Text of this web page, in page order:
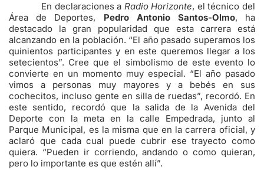
En declaraciones a Radio Horizonte, el técnico del
Área de Deportes, Pedro Antonio Santos-Olmo, ha
destacado la gran popularidad que esta carrera está
alcanzando en la población. “El año pasado superamos los
quinientos participantes y en este queremos llegar a los
setecientos”. Cree que el simbolismo de este evento lo
convierte en un momento muy especial. “El año pasado
vimos a personas muy mayores y a bebés en sus
cochecitos, incluso gente en silla de ruedas”, recordó. En
este sentido, recordó que la salida de la Avenida del
Deporte con la meta en la calle Empedrada, junto al
Parque Municipal, es la misma que en la carrera oficial, y
aclaró que cada cual puede cubrir ese trayecto como
quiera. “Pueden ir corriendo, andando o como quieran,
pero lo importante es que estén allí”.